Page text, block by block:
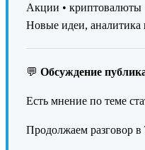
Акции • криптовалюты
Новые идеи, аналитика
💬 Обсуждение
Есть мнение по теме
Продолжаем разговор в